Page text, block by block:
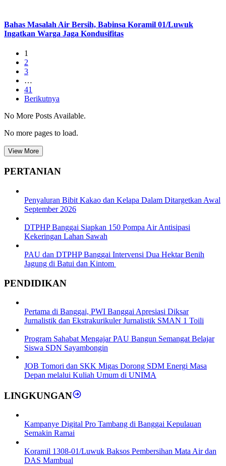
Bahas Masalah Air Bersih, Babinsa Koramil 01/Luwuk
Ingatkan Warga Jaga Kondusifitas
1
2
3
…
41
Berikutnya
No More Posts Available.
No more pages to load.
View More
PERTANIAN
Penyaluran Bibit Kakao dan Kelapa Dalam Ditargetkan Awal
September 2026
DTPHP Banggai Siapkan 150 Pompa Air Antisipasi
Kekeringan Lahan Sawah
PAU dan DTPHP Banggai Intervensi Dua Hektar Benih
Jagung di Batui dan Kintom
PENDIDIKAN
Pertama di Banggai, PWI Banggai Apresiasi Diksar
Jurnalistik dan Ekstrakurikuler Jurnalistik SMAN 1 Toili
Program Sahabat Mengajar PAU Bangun Semangat Belajar
Siswa SDN Sayambongin
JOB Tomori dan SKK Migas Dorong SDM Energi Masa
Depan melalui Kuliah Umum di UNIMA
LINGKUNGAN
Kampanye Digital Pro Tambang di Banggai Kepulauan
Semakin Ramai
Koramil 1308-01/Luwuk Baksos Pembersihan Mata Air dan
DAS Mambual